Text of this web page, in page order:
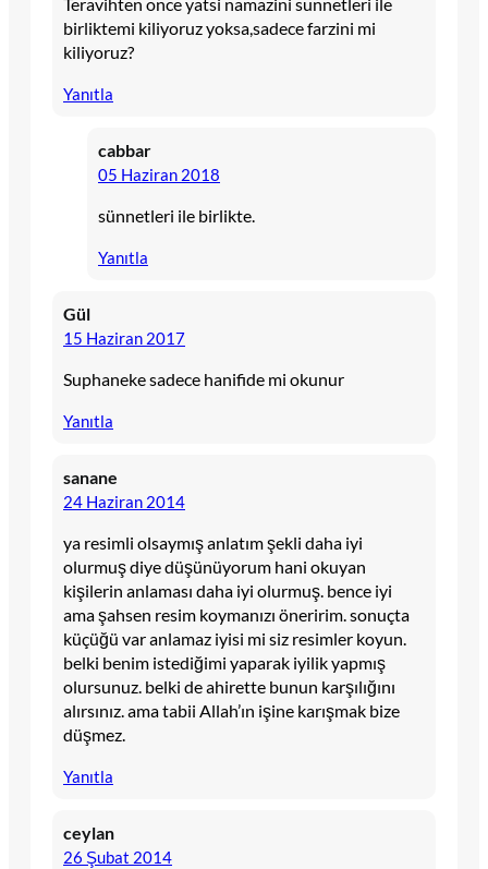
Teravihten once yatsi namazini sunnetleri ile
birliktemi kiliyoruz yoksa,sadece farzini mi
kiliyoruz?
Yanıtla
cabbar
05 Haziran 2018
sünnetleri ile birlikte.
Yanıtla
Gül
15 Haziran 2017
Suphaneke sadece hanifide mi okunur
Yanıtla
sanane
24 Haziran 2014
ya resimli olsaymış anlatım şekli daha iyi
olurmuş diye düşünüyorum hani okuyan
kişilerin anlaması daha iyi olurmuş. bence iyi
ama şahsen resim koymanızı öneririm. sonuçta
küçüğü var anlamaz iyisi mi siz resimler koyun.
belki benim istediğimi yaparak iyilik yapmış
olursunuz. belki de ahirette bunun karşılığını
alırsınız. ama tabii Allah’ın işine karışmak bize
düşmez.
Yanıtla
ceylan
26 Şubat 2014